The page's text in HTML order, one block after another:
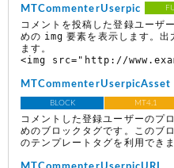
MTCommenterUserpic
コメントを投稿した登録ユーザ
めの img 要素を表示します。出
ます。
<img src="http://
MTCommenterUserpicAsset
BLOCK MT4.1
コメントした登録ユーザーのプ
めのブロックタグです。このブ
のテンプレートタグを利用できま